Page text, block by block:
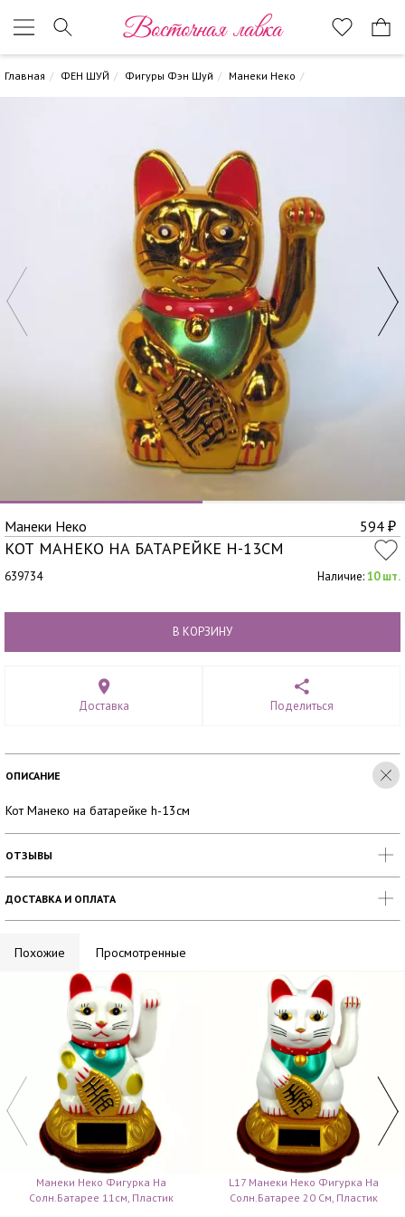
Восточная лавка
Главная ФЕН ШУЙ Фигуры Фэн Шуй Манеки Неко
Манеки Неко 594 ₽
КОТ МАНЕКО НА БАТАРЕЙКЕ H-13СМ
639734 Наличие:10 шт.
В КОРЗИНУ
Доставка Поделиться
ОПИСАНИЕ
Кот Манеко на батарейке h-13см
ОТЗЫВЫ
ДОСТАВКА И ОПЛАТА
Похожие Просмотренные
Манеки Неко Фигурка На
Солн.батарее 11см, Пластик
L17 Манеки Неко Фигурка На
Солн.батарее 20 См, Пластик